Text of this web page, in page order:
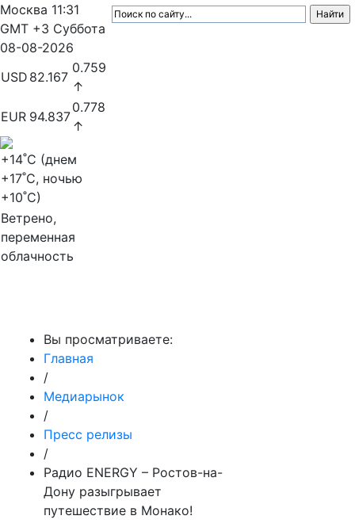
Москва 11:31
GMT +3 Суббота
08-08-2026
USD 82.167
0.759
↑
EUR 94.837
0.778
↑
+14˚C (днем
+17˚C, ночью
+10˚C)
Ветрено,
переменная
облачность
Вы просматриваете:
Главная
/
Медиарынок
/
Пресс релизы
/
Радио ENERGY – Ростов-на-
Дону разыгрывает
путешествие в Монако!